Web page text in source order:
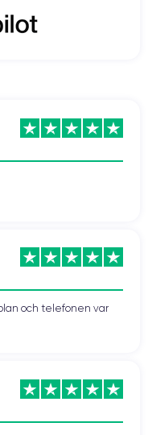
och telefonen var